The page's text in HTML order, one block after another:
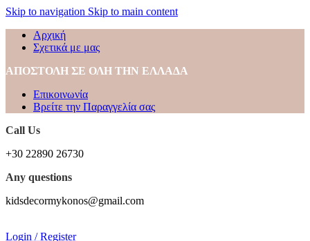
Skip to navigation Skip to main content
Αρχική
Σχετικά με μας
ΑΠΟΣΤΟΛΗ ΣΕ ΟΛΗ ΤΗΝ ΕΛΛΑΔΑ
Επικοινωνία
Βρείτε την Παραγγελία σας
Call Us
+30 22890 26730
Any questions
kidsdecormykonos@gmail.com
Login / Register